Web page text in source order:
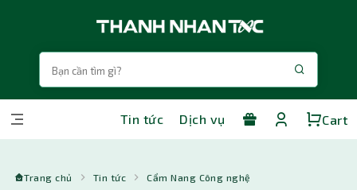
Tin tức Dịch vụ Cart
Trang chủ Tin tức Cẩm Nang Công nghệ